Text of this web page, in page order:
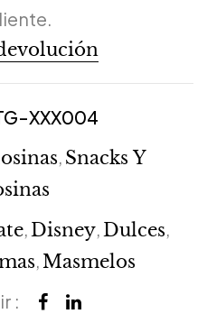
XXX004
Snacks Y
Disney Dulces
Masmelos
: